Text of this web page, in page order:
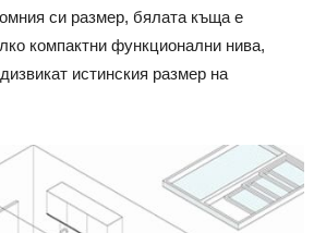
си размер, бялата къща е
компактни функционални нива,
истинския размер на